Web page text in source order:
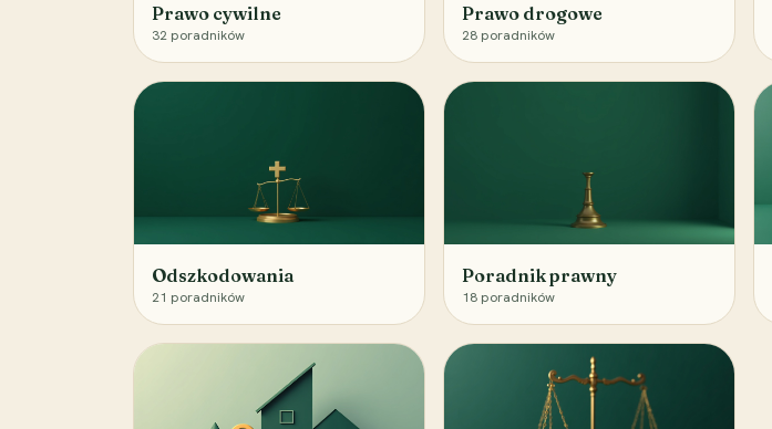
Prawo cywilne
32 poradników
Prawo drogowe
28 poradników
Odszkodowania
21 poradników
Poradnik prawny
18 poradników